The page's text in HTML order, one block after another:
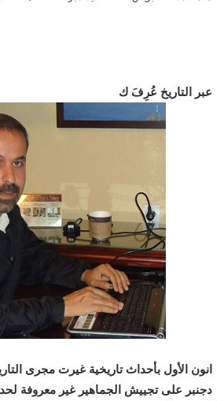
ذ.
عبر التاريخ عُرِفَ ك
انون الأول بأحداث تاريخية غيرت مجرى
دجنبر على تجييش الجماهير غير معروفة